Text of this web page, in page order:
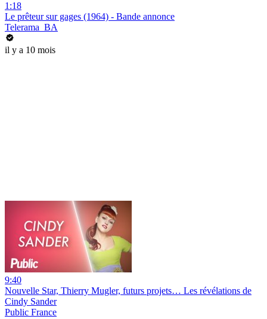
1:18
Le prêteur sur gages (1964) - Bande annonce
Telerama_BA
il y a 10 mois
9:40
Nouvelle Star, Thierry Mugler, futurs projets… Les révélations de
Cindy Sander
Public France